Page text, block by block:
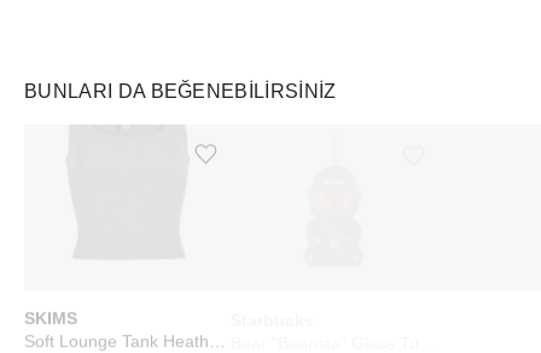
BUNLARI DA BEĞENEBILIRSINIZ
SKIMS
Ürünü istek listesine ekle veya listeden çıkar